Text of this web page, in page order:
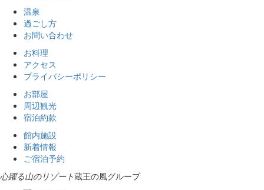
温泉
過ごし方
お問い合わせ
お料理
アクセス
プライバシーポリシー
お部屋
周辺観光
宿泊約款
館内施設
新着情報
ご宿泊予約
心躍る山のリゾート蔵王の風グループ